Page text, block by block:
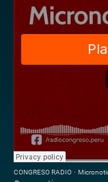
CONGRESO RADIO ·